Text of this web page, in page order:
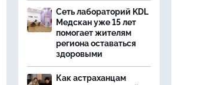
Сеть лабораторий KDL
Медскан уже 15 лет
помогает жителям
региона оставаться
здоровыми
Как астраханцам